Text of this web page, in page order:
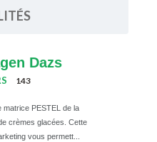
Dazs
143
PESTEL de la
crèmes glacées. Cette
vous permett...